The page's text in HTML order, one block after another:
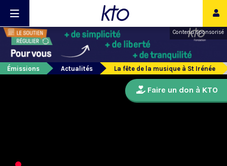
Contenu sponsorisé
Émissions Actualités La fête de la musique à St Irénée
Faire un don à KTO